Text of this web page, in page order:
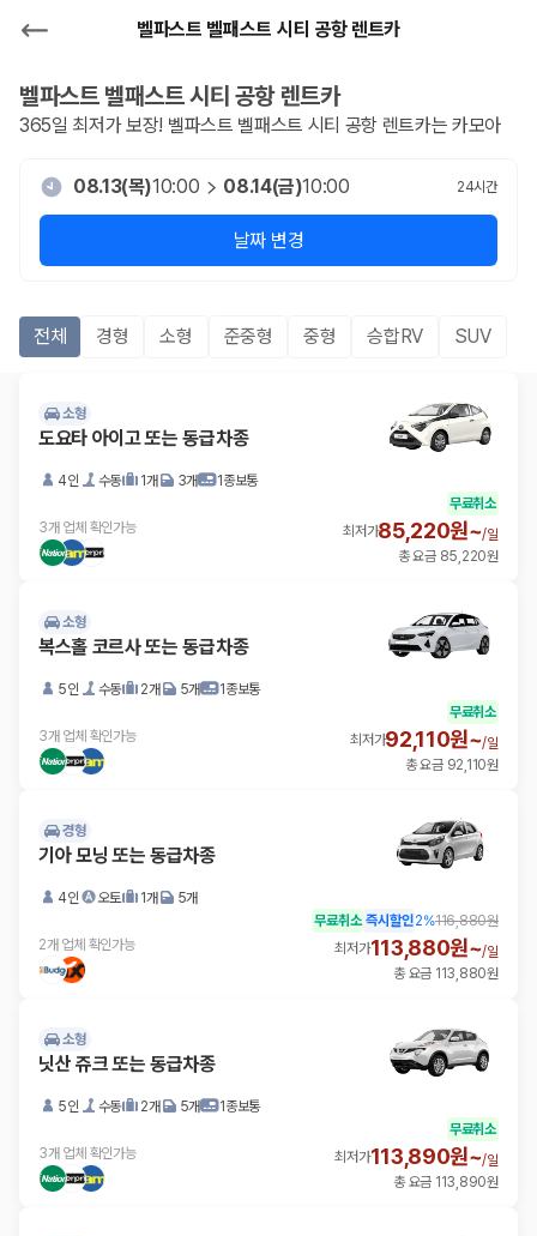
벨파스트 벨패스트 시티 공항 렌트카
벨파스트 벨패스트 시티 공항렌트카
365일 최저가 보장! 벨파스트 벨패스트 시티 공항 렌트카는 카모아
08.13(목)10:00 08.14(금)10:00 24시간
날짜 변경
전체 경형 소형 준중형 중형 승합RV SUV
소형
도요타 아이고 또는 동급차종
4인 수동 1개 3개 1종보통
3개 업체 확인가능
무료취소
최저가85,220원~/일
총 요금 85,220원
소형
복스홀 코르사 또는 동급차종
5인 수동 2개 5개 1종보통
3개 업체 확인가능
무료취소
최저가92,110원~/일
총 요금 92,110원
경형
기아 모닝 또는 동급차종
4인 오토 1개 5개
2개 업체 확인가능
무료취소 즉시할인2%116,880원
최저가113,880원~/일
총 요금 113,880원
소형
닛산 쥬크 또는 동급차종
5인 수동 2개 5개 1종보통
3개 업체 확인가능
무료취소
최저가113,890원~/일
총 요금 113,890원